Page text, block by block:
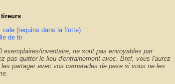
cale (requins dans la flotte)
de tir
inventaire, ne sont pas envoyables par
pas quitter le lieu d'entrainement avec. Bref, vous l'aurez
partager avec vos camarades de pexe si vous ne les